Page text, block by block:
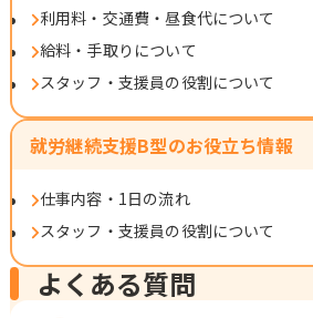
利用料・交通費・昼食代について
給料・手取りについて
スタッフ・支援員の役割について
就労継続支援B型のお役立ち情報
仕事内容・1日の流れ
スタッフ・支援員の役割について
よくある質問